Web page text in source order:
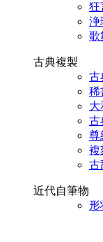
狂
浄
歌
古典複製
古
稀
大
古
尊
複
古
近代自筆物
形